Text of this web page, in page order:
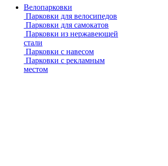
Велопарковки
Парковки для велосипедов
Парковки для самокатов
Парковки из нержавеющей
стали
Парковки с навесом
Парковки с рекламным
местом